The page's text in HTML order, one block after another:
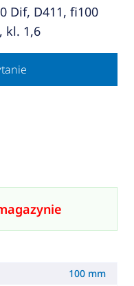
Dif, D411, fi100
kl. 1,6
100 mm